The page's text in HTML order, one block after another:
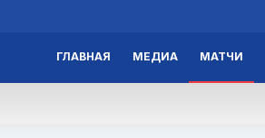
ГЛАВНАЯ МЕДИА МАТЧИ